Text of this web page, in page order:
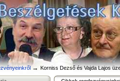
→Korniss Dezső és Vajda Lajos